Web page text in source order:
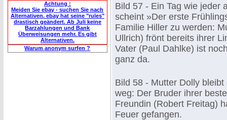
Achtung :
Meiden Sie ebay - suchen Sie nach
Alternativen. ebay hat seine "rules"
drastisch geändert. Ab Juli keine
Barzahlungen und Bank
Überweisungen mehr. Es gibt
Alternativen.
Warum anonym surfen ?
Bild 57 - Ein Tag wie jeder
scheint »Der erste
Familie Hiller zu werden:
Ullrich) frönt bereits ihrer
Vater (Paul Dahlke) ist
ganz da.
Bild 58 - Mutter Dolly bleibt
weg: Der Bruder ihrer
Freundin (Robert Freitag)
Feuer gefangen.